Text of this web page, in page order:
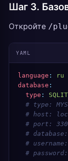
Шаг 3.
Откройте /
YAML
language : ru
database :
  type
:
# type:
# host:
# port:
#
#
#